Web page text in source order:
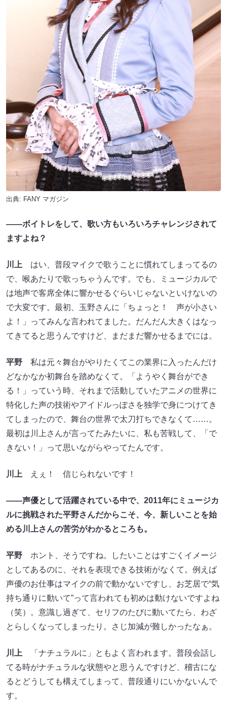
出典: FANY マガジン
――ボイトレをして、歌い方もいろいろチャレンジされて
ますよね？
川上 はい、普段マイクで歌うことに慣れてしまってるの
で、喉あたりで歌っちゃうんです。でも、ミュージカルで
は地声で客席全体に響かせるぐらいじゃないといけないの
で大変です。最初、玉野さんに「ちょっと！ 声が小さい
よ！」ってみんな言われてました。だんだん大きくはなっ
てきてると思うんですけど、まだまだ響かせるまでには。
平野 私は元々舞台がやりたくてこの業界に入ったんだけ
どなかなか初舞台を踏めなくて。「ようやく舞台ができ
る！」っていう時、それまで活動していたアニメの世界に
特化した声の技術やアイドルっぽさを独学で身につけてき
てしまったので、舞台の世界で太刀打ちできなくて……。
最初は川上さんが言ってたみたいに、私も苦戦して、「で
きない！」って思いながらやってたんです。
川上 えぇ！ 信じられないです！
――声優として活躍されている中で、2011年にミュージカ
ルに挑戦された平野さんだからこそ、今、新しいことを始
める川上さんの苦労がわかるところも。
平野 ホント、そうですね。したいことはすごくイメージ
としてあるのに、それを表現できる技術がなくて。例えば
声優のお仕事はマイクの前で動かないですし、お芝居で“気
持ち通りに動いて”って言われても初めは動けないですよね
（笑）。意識し過ぎて、セリフのたびに動いてたら、わざ
とらしくなってしまったり。さじ加減が難しかったなぁ。
川上 「ナチュラルに」ともよく言われます。普段会話し
てる時がナチュラルな状態やと思うんですけど、稽古にな
るとどうしても構えてしまって、普段通りにいかないんで
す。